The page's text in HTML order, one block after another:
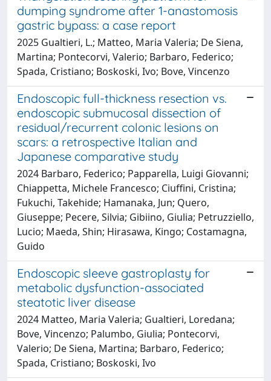
dumping syndrome after 1-anastomosis
gastric bypass: a case report
2025 Gualtieri, L.; Matteo, Maria Valeria; De Siena,
Martina; Pontecorvi, Valerio; Barbaro, Federico;
Spada, Cristiano; Boskoski, Ivo; Bove, Vincenzo
Endoscopic full-thickness resection vs.
endoscopic submucosal dissection of
residual/recurrent colonic lesions on
scars: a retrospective Italian and
Japanese comparative study
2024 Barbaro, Federico; Papparella, Luigi Giovanni;
Chiappetta, Michele Francesco; Ciuffini, Cristina;
Fukuchi, Takehide; Hamanaka, Jun; Quero,
Giuseppe; Pecere, Silvia; Gibiino, Giulia; Petruzziello,
Lucio; Maeda, Shin; Hirasawa, Kingo; Costamagna,
Guido
Endoscopic sleeve gastroplasty for
metabolic dysfunction-associated
steatotic liver disease
2024 Matteo, Maria Valeria; Gualtieri, Loredana;
Bove, Vincenzo; Palumbo, Giulia; Pontecorvi,
Valerio; De Siena, Martina; Barbaro, Federico;
Spada, Cristiano; Boskoski, Ivo